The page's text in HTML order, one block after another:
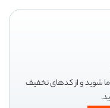
شوید و از کدهای تخفیف